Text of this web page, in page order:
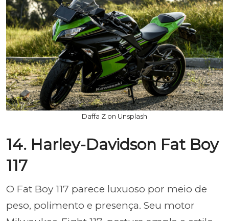
Daffa Z on Unsplash
14. Harley-Davidson Fat Boy
117
O Fat Boy 117 parece luxuoso por meio de
peso, polimento e presença. Seu motor